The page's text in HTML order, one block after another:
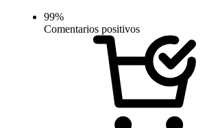
99%
Comentarios positivos